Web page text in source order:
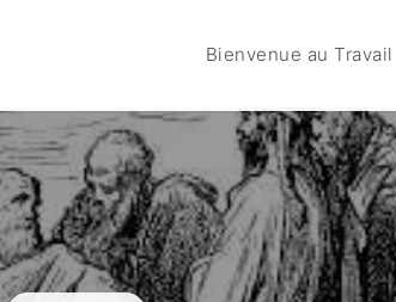
Bienvenue au Travail